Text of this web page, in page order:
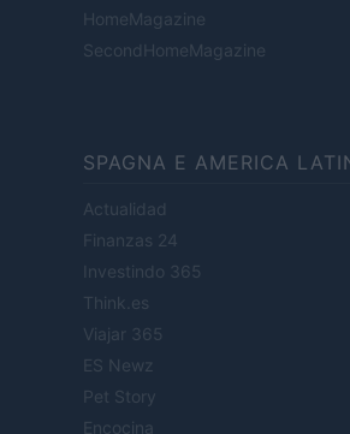
HomeMagazine
SecondHomeMagazine
SPAGNA E AMERICA
Actualidad
Finanzas 24
Investindo 365
Think.es
Viajar 365
ES Newz
Pet Story
Encocina